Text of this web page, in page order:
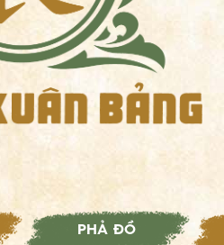
PHẢ ĐỒ